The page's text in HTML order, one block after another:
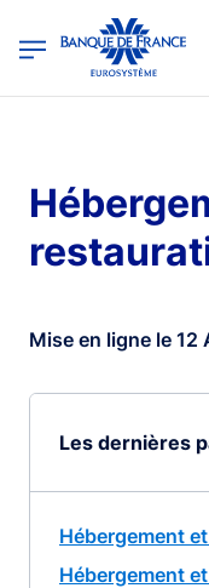
Banque de France -
Mise en ligne le
Les dernières
Hébergement
Hébergement